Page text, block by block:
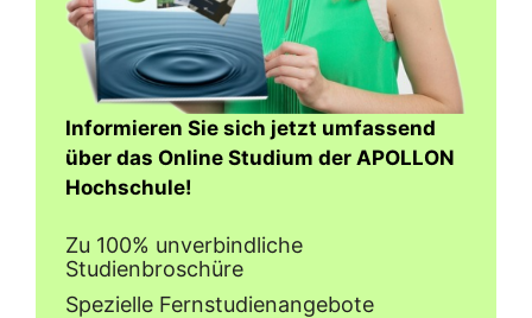
Informieren Sie sich jetzt umfassend
über das Online Studium der APOLLON
Hochschule!
Zu 100% unverbindliche
Studienbroschüre
Spezielle Fernstudienangebote